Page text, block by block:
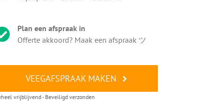
Plan een afspraak in
Offerte akkoord? Maak een afspraak ツ
VEEGAFSPRAAK MAKEN
vrijblijvend - Beveiligd verzonden